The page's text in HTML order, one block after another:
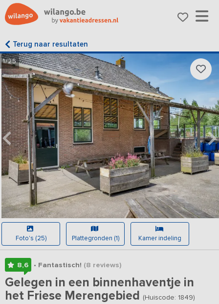
Terug naar resultaten
1/25
Foto's (25) Plattegronden (1) Kamer indeling
8,6 • Fantastisch! (8 reviews)
Gelegen in een binnenhaventje in
het Friese Merengebied (Huiscode: 1849)